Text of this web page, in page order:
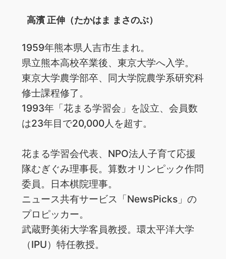
高濱 正伸（たかはま まさのぶ）
1959年熊本県人吉市生まれ。
県立熊本高校卒業後、東京大学へ入学。
東京大学農学部卒、同大学院農学系研究科
修士課程修了。
1993年「花まる学習会」を設立、会員数
は23年目で20,000人を超す。
花まる学習会代表、NPO法人子育て応援
隊むぎぐみ理事長。算数オリンピック作問
委員。日本棋院理事。
ニュース共有サービス「NewsPicks」の
プロピッカー。
武蔵野美術大学客員教授。環太平洋大学
（IPU）特任教授。